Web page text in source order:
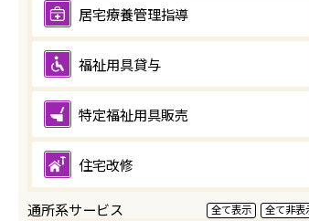
居宅療養管理指導
福祉用具貸与
特定福祉用具販売
住宅改修
通所系サービス 全て表示 全て非表